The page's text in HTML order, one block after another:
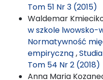
Tom 51 Nr 3 (2015)
Waldemar
w szkole lwowsko-
Normatywność
empiryczną ,
Tom 54 Nr 2 (2018)
Anna Maria